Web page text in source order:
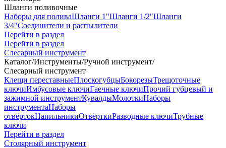
Шланги поливочные
Наборы для поливаШланги 1"Шланги 1/2"Шланги
3/4"Соединители и распылители
Перейти в раздел
Перейти в раздел
Слесарный инструмент
Каталог/Инструменты/Ручной инструмент/
Слесарный инструмент
Клещи переставныеПлоскогубцыБокорезыТрещоточные
ключиИмбусовые ключиГаечные ключиПрочий губцевый и
зажимной инструментКувалдыМолоткиНаборы
инструментаНаборы
отвёртокНапильникиОтвёрткиРазводные ключиТрубные
ключи
Перейти в раздел
Столярный инструмент